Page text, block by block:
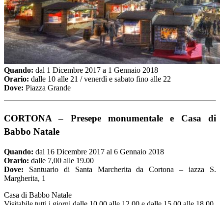
Quando: dal 1 Dicembre 2017 a 1 Gennaio 2018
Orario: dalle 10 alle 21 / venerdì e sabato fino alle 22
Dove: Piazza Grande
CORTONA – Presepe monumentale e Casa di
Babbo Natale
Quando: dal 16 Dicembre 2017 al 6 Gennaio 2018
Orario: dalle 7,00 alle 19.00
Dove: Santuario di Santa Marcherita da Cortona – iazza S.
Margherita, 1
Casa di Babbo Natale